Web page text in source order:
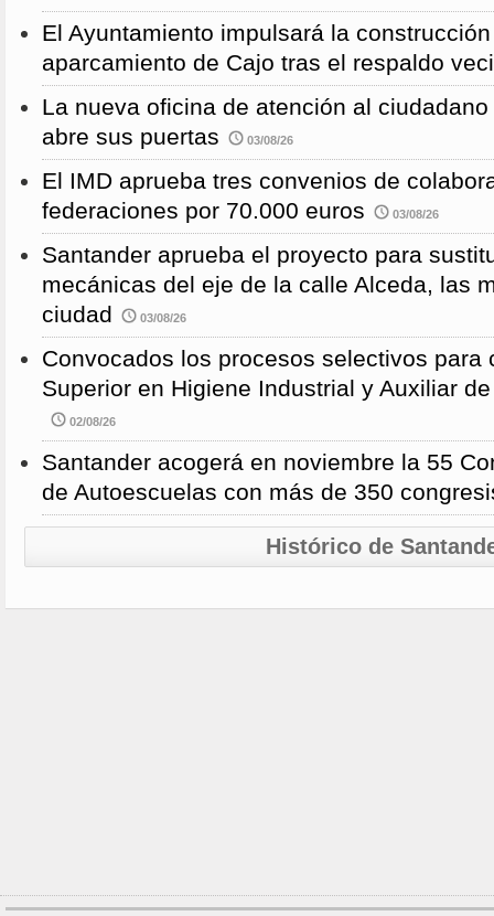
El Ayuntamiento impulsará la
aparcamiento de Cajo tras el respaldo
La nueva oficina de atención al
abre sus puertas
03/08/26
El IMD aprueba tres convenios de
federaciones por 70.000 euros
03/08/26
Santander aprueba el proyecto para
mecánicas del eje de la calle Alceda, las
ciudad
03/08/26
Convocados los procesos selectivos para
Superior en Higiene Industrial y Auxiliar
02/08/26
Santander acogerá en noviembre la 55
de Autoescuelas con más de 350
Histórico de